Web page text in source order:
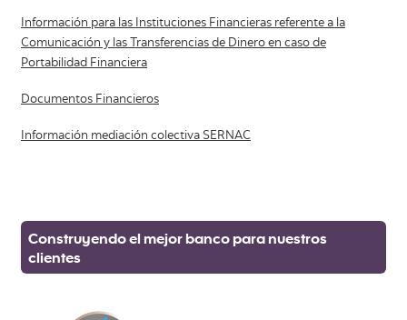
Información para las Instituciones Financieras referente a la
Comunicación y las Transferencias de Dinero en caso de
Portabilidad Financiera
Documentos Financieros
Información mediación colectiva SERNAC
Construyendo el mejor banco para nuestros
clientes